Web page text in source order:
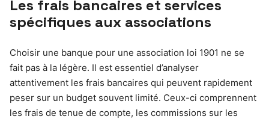
Les frais bancaires et services
spécifiques aux associations
Choisir une banque pour une association loi 1901 ne se
fait pas à la légère. Il est essentiel d’analyser
attentivement les frais bancaires qui peuvent rapidement
peser sur un budget souvent limité. Ceux-ci comprennent
les frais de tenue de compte, les commissions sur les